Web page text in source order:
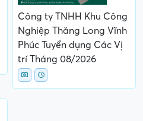
Công ty TNHH Khu Công
Nghiệp Thăng Long Vĩnh
Phúc Tuyển dụng Các Vị
trí Tháng 08/2026